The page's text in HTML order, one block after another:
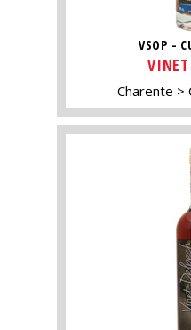
VSOP -
VINET
Charente